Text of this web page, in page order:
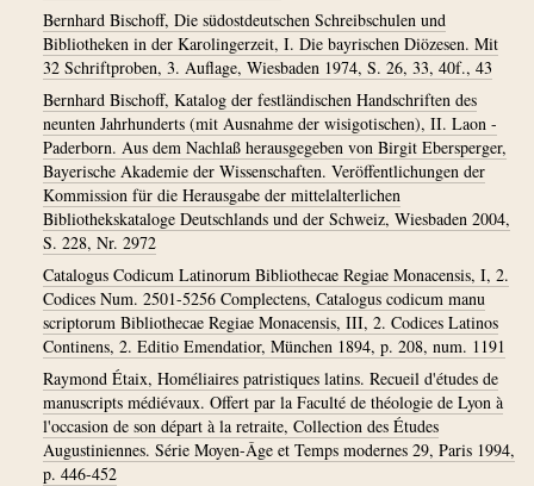
Bernhard Bischoff, Die südostdeutschen Schreibschulen und
Bibliotheken in der Karolingerzeit, I. Die bayrischen Diözesen. Mit
32 Schriftproben, 3. Auflage, Wiesbaden 1974, S. 26, 33, 40f., 43
Bernhard Bischoff, Katalog der festländischen Handschriften des
neunten Jahrhunderts (mit Ausnahme der wisigotischen), II. Laon -
Paderborn. Aus dem Nachlaß herausgegeben von Birgit Ebersperger,
Bayerische Akademie der Wissenschaften. Veröffentlichungen der
Kommission für die Herausgabe der mittelalterlichen
Bibliothekskataloge Deutschlands und der Schweiz, Wiesbaden 2004,
S. 228, Nr. 2972
Catalogus Codicum Latinorum Bibliothecae Regiae Monacensis, I, 2.
Codices Num. 2501-5256 Complectens, Catalogus codicum manu
scriptorum Bibliothecae Regiae Monacensis, III, 2. Codices Latinos
Continens, 2. Editio Emendatior, München 1894, p. 208, num. 1191
Raymond Étaix, Homéliaires patristiques latins. Recueil d'études de
manuscripts médiévaux. Offert par la Faculté de théologie de Lyon à
l'occasion de son départ à la retraite, Collection des Études
Augustiniennes. Série Moyen-Âge et Temps modernes 29, Paris 1994,
p. 446-452